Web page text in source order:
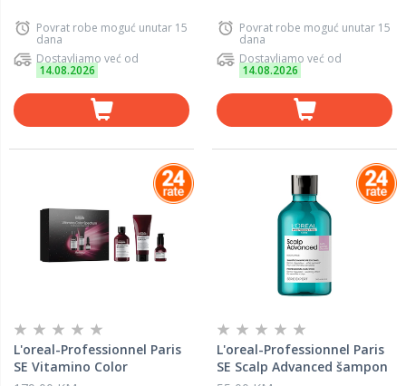
Povrat robe moguć unutar 15
dana
Dostavljamo već od
14.08.2026
Povrat robe moguć unutar 15
dana
Dostavljamo već od
14.08.2026
L'oreal-Professionnel Paris
SE Vitamino Color
L'oreal-Professionnel Paris
SE Scalp Advanced šampon